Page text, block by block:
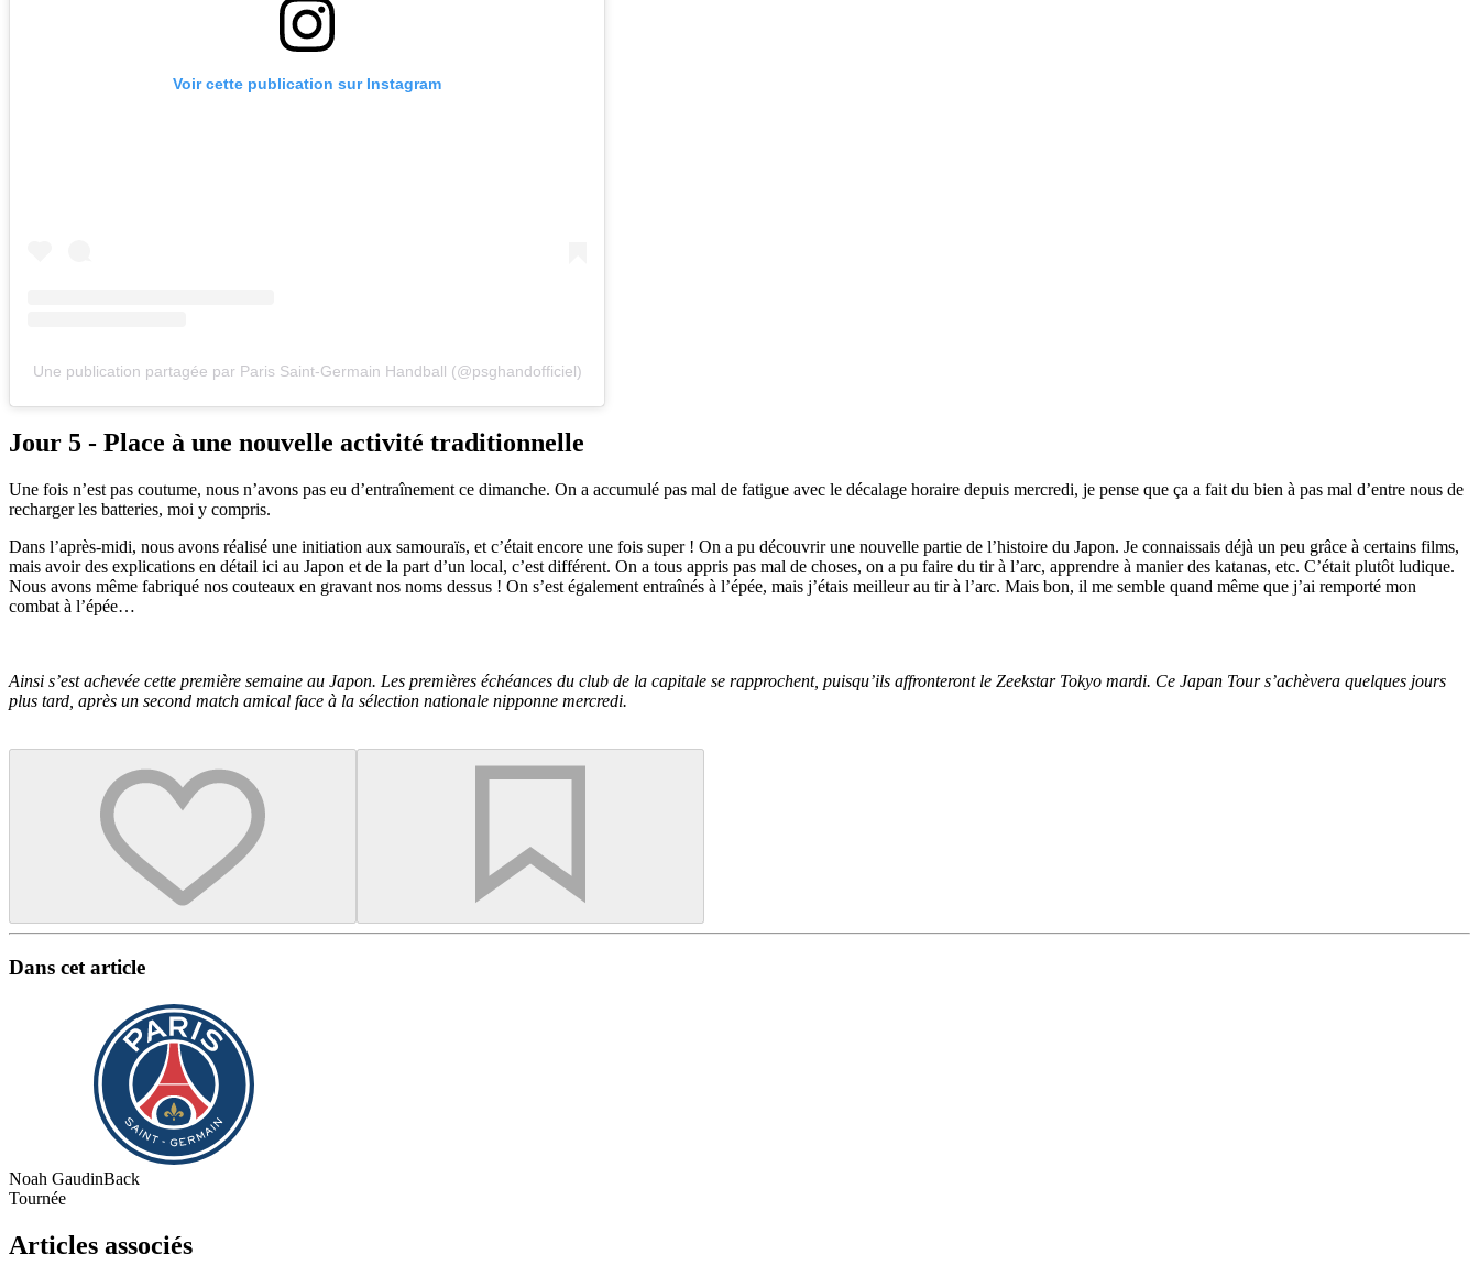
Voir cette publication sur Instagram
Une publication partagée par Paris Saint-Germain Handball (@psghandofficiel)
Jour 5 - Place à une nouvelle activité traditionnelle
Une fois n’est pas coutume, nous n’avons pas eu d’entraînement ce dimanche. On a accumulé pas mal de fatigue avec le décalage horaire depuis mercredi, je pense que ça a fait du bien à pas mal d’entre nous de
recharger les batteries, moi y compris.
Dans l’après-midi, nous avons réalisé une initiation aux samouraïs, et c’était encore une fois super ! On a pu découvrir une nouvelle partie de l’histoire du Japon. Je connaissais déjà un peu grâce à certains films,
mais avoir des explications en détail ici au Japon et de la part d’un local, c’est différent. On a tous appris pas mal de choses, on a pu faire du tir à l’arc, apprendre à manier des katanas, etc. C’était plutôt ludique.
Nous avons même fabriqué nos couteaux en gravant nos noms dessus ! On s’est également entraînés à l’épée, mais j’étais meilleur au tir à l’arc. Mais bon, il me semble quand même que j’ai remporté mon
combat à l’épée…
Ainsi s’est achevée cette première semaine au Japon. Les premières échéances du club de la capitale se rapprochent, puisqu’ils affronteront le Zeekstar Tokyo mardi. Ce Japan Tour s’achèvera quelques jours
plus tard, après un second match amical face à la sélection nationale nipponne mercredi.
Dans cet article
Noah GaudinBack
Tournée
Articles associés